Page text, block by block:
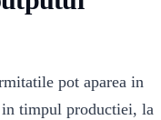
pot aparea in
in timpul productiei, la